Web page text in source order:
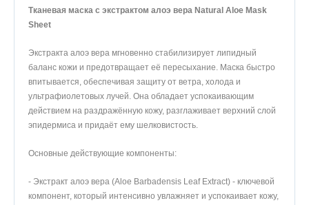
Телефон
Тканевая маска с экстрактом алоэ вера Natural Aloe Mask
Sheet
Экстракта алоэ вера мгновенно стабилизирует липидный
баланс кожи и предотвращает её пересыхание. Маска быстро
впитывается, обеспечивая защиту от ветра, холода и
ультрафиолетовых лучей. Она обладает успокаивающим
действием на раздражённую кожу, разглаживает верхний слой
эпидермиса и придаёт ему шелковистость.
Основные действующие компоненты:
- Экстракт алоэ вера (Aloe Barbadensis Leaf Extract) - ключевой
компонент, который интенсивно увлажняет и успокаивает кожу,